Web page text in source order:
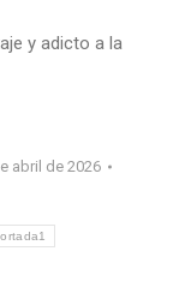
y adicto a la
abril de 2026